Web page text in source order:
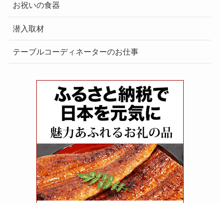
お祝いの食器
潜入取材
テーブルコーディネーターのお仕事